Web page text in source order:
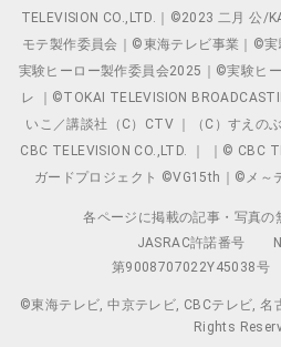
TELEVISION CO.,LTD.｜©2023 二月 公/
モテ製作委員会｜©東海テレビ事業｜©
実験ヒーロー製作委員会2025｜©実験ヒ
レ ｜©TOKAI TELEVISION
いこ／講談社（C）CTV ｜（C）すえの
CBC TELEVISION CO.,LTD. ｜ ｜© CBC
ガードプロジェクト ©VG15th｜©メ～
各ページに掲載の記事・写真の
JASRAC許諾番号
第9008707022Y45038号
©東海テレビ, 中京テレビ, CBCテレビ, 名
Rights